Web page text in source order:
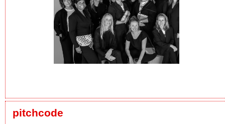
pitchcode